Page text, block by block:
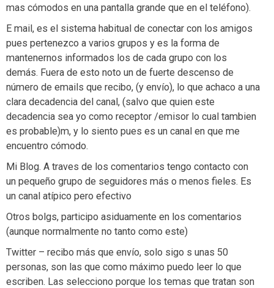
mas cómodos en una pantalla grande que en el teléfono).
E mail, es el sistema habitual de conectar con los amigos
pues pertenezco a varios grupos y es la forma de
mantenernos informados los de cada grupo con los
demás. Fuera de esto noto un de fuerte descenso de
número de emails que recibo, (y envío), lo que achaco a una
clara decadencia del canal, (salvo que quien este
decadencia sea yo como receptor /emisor lo cual tambien
es probable)m, y lo siento pues es un canal en que me
encuentro cómodo.
Mi Blog. A traves de los comentarios tengo contacto con
un pequeño grupo de seguidores más o menos fieles. Es
un canal atípico pero efectivo
Otros bolgs, participo asiduamente en los comentarios
(aunque normalmente no tanto como este)
Twitter – recibo más que envío, solo sigo s unas 50
personas, son las que como máximo puedo leer lo que
escriben. Las selecciono porque los temas que tratan son